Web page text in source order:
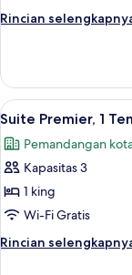
Queen
Floor,
Strip
View)
Rincian
Rincian
Premier
Suite,
1
with
2
Beds
(High
Strip
Lihat
semua
foto
untuk
Suite
Premier,
1
Tempat
12
Suite Premier, 1
Pemandangan
Kapasitas 3
1 king
Wi-Fi Gratis
Rincian
Rincian